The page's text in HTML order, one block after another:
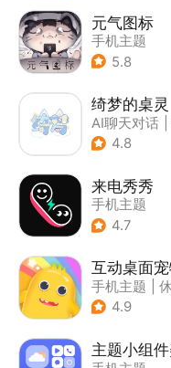
元气图标
手机主题
5.8
绮梦的桌灵
AI聊天对话
4.8
来电秀秀
手机主题
4.7
互动桌面
手机主题
4.9
主题小组